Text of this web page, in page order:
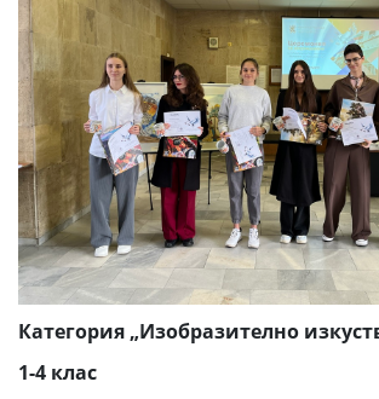
Категория „Изобразително
1-4 клас